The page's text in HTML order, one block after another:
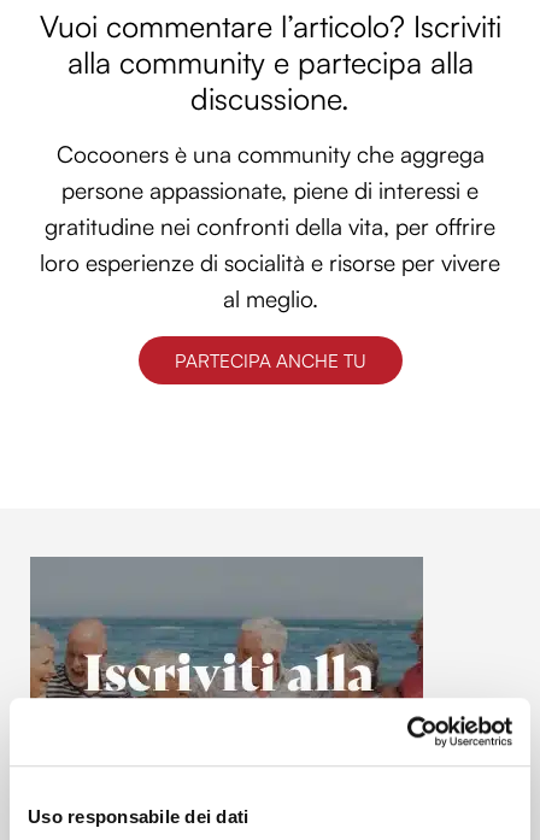
Uso responsabile dei dati
Vuoi commentare l’articolo? Iscriviti
alla community e partecipa alla
discussione.
Cocooners è una community che aggrega
persone appassionate, piene di interessi e
gratitudine nei confronti della vita, per offrire
loro esperienze di socialità e risorse per vivere
al meglio.
PARTECIPA ANCHE TU